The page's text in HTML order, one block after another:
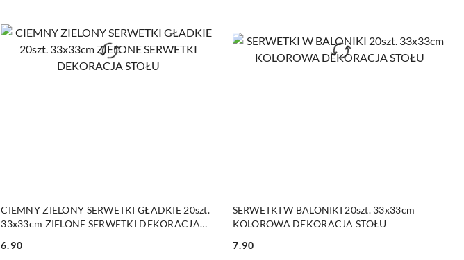
CIEMNY ZIELONY SERWETKI GŁADKIE 20szt.
33x33cm ZIELONE SERWETKI DEKORACJA
Cena:
6.90
SERWETKI W BALONIKI 20szt. 33x33cm
KOLOROWA DEKORACJA STOŁU
Cena:
7.90